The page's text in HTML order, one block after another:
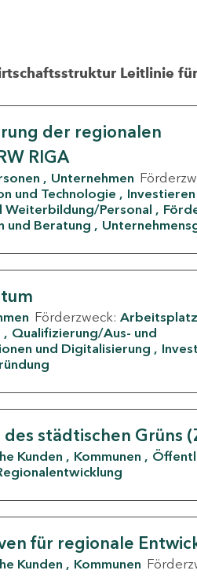
Leitlinie für
der regionalen
RIGA
Unternehmen
und Technologie
Investieren
Weiterbildung/Personal
und Beratung
Förderzweck:
Qualifizierung/Aus- und
und Digitalisierung
städtischen Grüns
Kunden Kommunen
für regionale
Kunden Kommunen